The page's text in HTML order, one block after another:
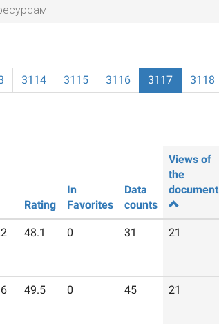
3114 3115 3116 3117 3118
Rating
In
Favorites
Data
counts
Views of
the
document
48.1 0 31 21
49.5 0 45 21